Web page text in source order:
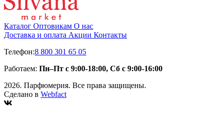
Каталог Оптовикам О нас
Доставка и оплата Акции Контакты
Телефон:8 800 301 65 05
Работаем: Пн–Пт с 9:00-18:00, Сб с 9:00-16:00
2026. Парфюмерия. Все права защищены.
Сделано в Webfact